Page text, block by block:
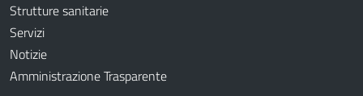
Strutture sanitarie
Servizi
Notizie
Amministrazione Trasparente